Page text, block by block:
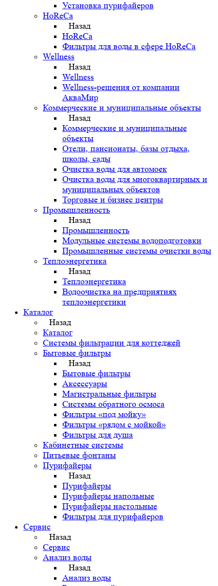
Установка пурифайеров
HoReCa
Назад
HoReCa
Фильтры для воды в сфере HoReCa
Wellness
Назад
Wellness
Wellness-решения от компании
АкваМир
Коммерческие и муниципальные объекты
Назад
Коммерческие и муниципальные
объекты
Отели, пансионаты, базы отдыха,
школы, сады
Очистка воды для автомоек
Очистка воды для многоквартирных и
муниципальных объектов
Торговые и бизнес центры
Промышленность
Назад
Промышленность
Модульные системы водоподготовки
Промышленные системы очистки воды
Теплоэнергетика
Назад
Теплоэнергетика
Водоочистка на предприятиях
теплоэнергетики
Каталог
Назад
Каталог
Системы фильтрации для коттеджей
Бытовые фильтры
Назад
Бытовые фильтры
Аксессуары
Магистральные фильтры
Системы обратного осмоса
Фильтры «под мойку»
Фильтры «рядом с мойкой»
Фильтры для душа
Кабинетные системы
Питьевые фонтаны
Пурифайеры
Назад
Пурифайеры
Пурифайеры напольные
Пурифайеры настольные
Фильтры для пурифайеров
Сервис
Назад
Сервис
Анализ воды
Назад
Анализ воды